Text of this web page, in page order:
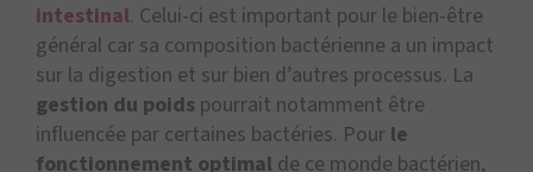
intestinal. Celui-ci est important pour le bien-être
général car sa composition bactérienne a un impact
sur la digestion et sur bien d’autres processus. La
gestion du poids pourrait notamment être
influencée par certaines bactéries. Pour le
fonctionnement optimal de ce monde bactérien,